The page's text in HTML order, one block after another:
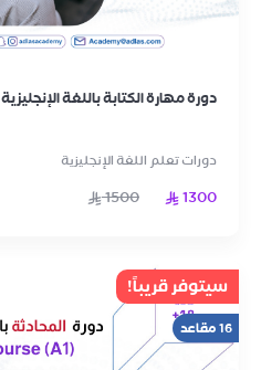
دورة مهارة الكتابة باللغة الإنجليزية
دورات تعلم اللغة الإنجليزية
1300
1500
سيتوفر قريباً!
16 مقاعد